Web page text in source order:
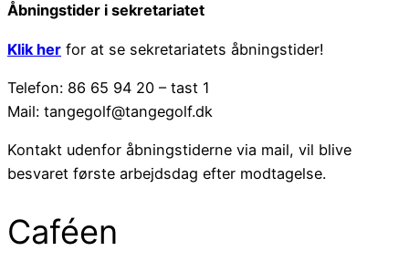
Åbningstider i sekretariatet
Klik her for at se sekretariatets åbningstider!
Telefon: 86 65 94 20 – tast 1
Mail: tangegolf@tangegolf.dk
Kontakt udenfor åbningstiderne via mail, vil blive
besvaret første arbejdsdag efter modtagelse.
Caféen